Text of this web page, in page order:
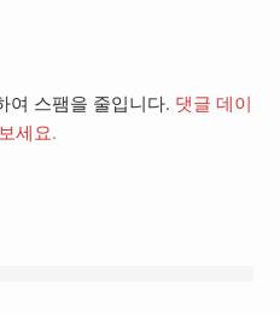
여 스팸을 줄입니다. 댓글 데이
세요.